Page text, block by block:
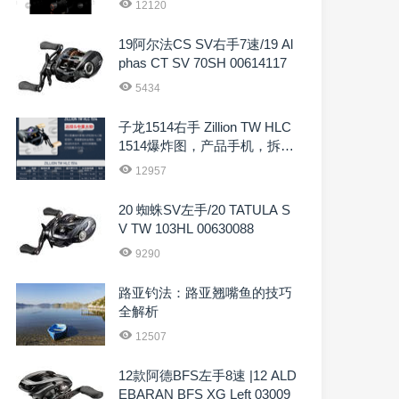
12120
19阿尔法CS SV右手7速/19 Al
phas CT SV 70SH 00614117
5434
子龙1514右手 Zillion TW HLC
1514爆炸图，产品手机，拆解
图 12957
20 蜘蛛SV左手/20 TATULA S
V TW 103HL 00630088
9290
路亚钓法：路亚翘嘴鱼的技巧
全解析
12507
12款阿德BFS左手8速 |12 ALD
EBARAN BFS XG Left 03009